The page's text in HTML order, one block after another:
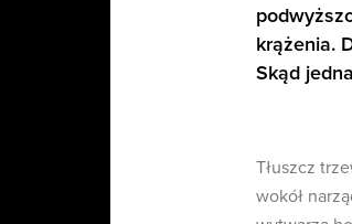
krążenia.
Skąd
Tłuszcz
wokół